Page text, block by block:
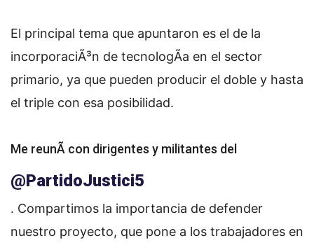
El principal tema que apuntaron es el de la
incorporaciÃ³n de tecnologÃ­a en el sector
primario, ya que pueden producir el doble y hasta
el triple con esa posibilidad.
Me reunÃ­ con dirigentes y militantes del
@PartidoJustici5
. Compartimos la importancia de defender
nuestro proyecto, que pone a los trabajadores en